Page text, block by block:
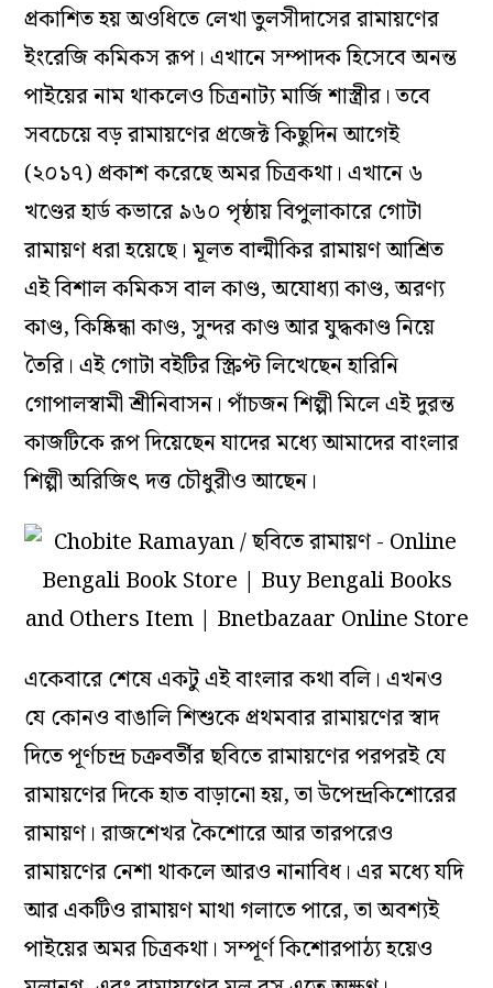
প্রকাশিত হয় অওধিতে লেখা তুলসীদাসের রামায়ণের
ইংরেজি কমিকস রূপ। এখানে সম্পাদক হিসেবে অনন্ত
পাইয়ের নাম থাকলেও চিত্রনাট্য মার্জি শাস্ত্রীর। তবে
সবচেয়ে বড় রামায়ণের প্রজেক্ট কিছুদিন আগেই
(২০১৭) প্রকাশ করেছে অমর চিত্রকথা। এখানে ৬
খণ্ডের হার্ড কভারে ৯৬০ পৃষ্ঠায় বিপুলাকারে গোটা
রামায়ণ ধরা হয়েছে। মূলত বাল্মীকির রামায়ণ আশ্রিত
এই বিশাল কমিকস বাল কাণ্ড, অযোধ্যা কাণ্ড, অরণ্য
কাণ্ড, কিষ্কিন্ধা কাণ্ড, সুন্দর কাণ্ড আর যুদ্ধকাণ্ড নিয়ে
তৈরি। এই গোটা বইটির স্ক্রিপ্ট লিখেছেন হারিনি
গোপালস্বামী শ্রীনিবাসন। পাঁচজন শিল্পী মিলে এই দুরন্ত
কাজটিকে রূপ দিয়েছেন যাদের মধ্যে আমাদের বাংলার
শিল্পী অরিজিৎ দত্ত চৌধুরীও আছেন।
একেবারে শেষে একটু এই বাংলার কথা বলি। এখনও
যে কোনও বাঙালি শিশুকে প্রথমবার রামায়ণের স্বাদ
দিতে পূর্ণচন্দ্র চক্রবর্তীর ছবিতে রামায়ণের পরপরই যে
রামায়ণের দিকে হাত বাড়ানো হয়, তা উপেন্দ্রকিশোরের
রামায়ণ। রাজশেখর কৈশোরে আর তারপরেও
রামায়ণের নেশা থাকলে আরও নানাবিধ। এর মধ্যে যদি
আর একটিও রামায়ণ মাথা গলাতে পারে, তা অবশ্যই
পাইয়ের অমর চিত্রকথা। সম্পূর্ণ কিশোরপাঠ্য হয়েও